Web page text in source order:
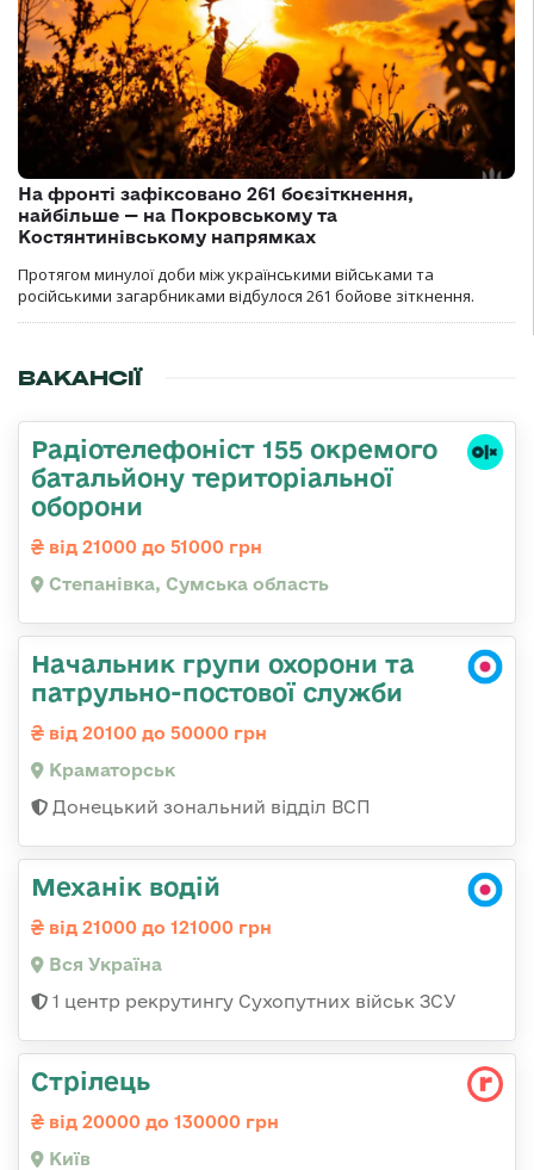
На фронті зафіксовано 261 боєзіткнення,
найбільше — на Покровському та
Костянтинівському напрямках
Протягом минулої доби між українськими військами та
російськими загарбниками відбулося 261 бойове зіткнення.
ВАКАНСІЇ
Радіотелефоніст 155 окремого
батальйону територіальної
оборони
від 21000 до 51000 грн
Степанівка, Сумська область
Начальник групи охорони та
патрульно-постової служби
від 20100 до 50000 грн
Краматорськ
Донецький зональний відділ ВСП
Механік водій
від 21000 до 121000 грн
Вся Україна
1 центр рекрутингу Сухопутних військ ЗСУ
Стрілець
від 20000 до 130000 грн
Київ